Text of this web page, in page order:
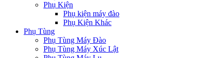
Phụ Kiện
Phụ kiện máy đào
Phụ Kiện Khác
Phụ Tùng
Phụ Tùng Máy Đào
Phụ Tùng Máy Xúc Lật